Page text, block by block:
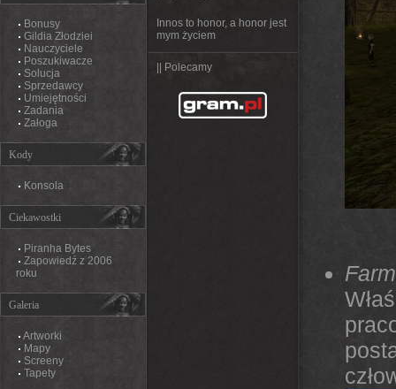
Bonusy
Gildia Złodziei
Nauczyciele
Poszukiwacze
Solucja
Sprzedawcy
Umiejętności
Zadania
Załoga
Kody
Konsola
Ciekawostki
Piranha Bytes
Zapowiedź z 2006
roku
Galeria
Artworki
Mapy
Screeny
Tapety
Innos to honor, a honor jest
mym życiem
|| Polecamy